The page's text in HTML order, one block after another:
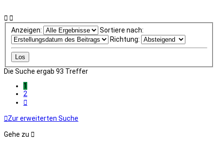
Anzeigen:
Sortiere nach:
Richtung:
Die Suche ergab 93 Treffer
1
2
Zur erweiterten Suche
Gehe zu